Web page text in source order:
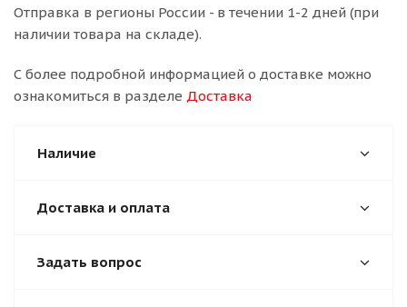
Отправка в регионы России - в течении 1-2 дней (при
наличии товара на складе).
С более подробной информацией о доставке можно
ознакомиться в разделе Доставка
Наличие
Доставка и оплата
Задать вопрос